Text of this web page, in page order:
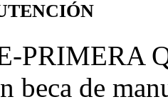
PRIMERA
beca de